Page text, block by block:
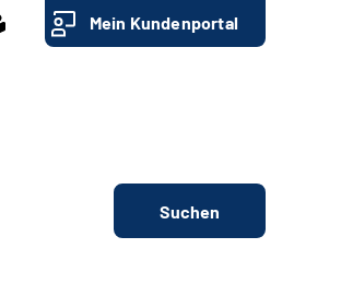
Mein Kundenportal
Suchen